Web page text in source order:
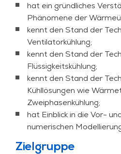
Zweiphasensysteme,
Designoptimierung.
praktische Übungen
Luft- und
Anwendung der Theorie
internationale Peer
Wissensaustausch und
Erkenntnisse fördert.
Übungsaufgaben mit
technische
Trainerin und
Luiten, die durch ihre
hat ein gründliches
Phänomene der
kennt den Stand der
Ventilatorkühlung;
kennt den Stand der
Flüssigkeitskühlung;
kennt den Stand der
Kühllösungen wie
Zweiphasenkühlung;
hat Einblick in die Vor-
numerischen
Zielgruppe